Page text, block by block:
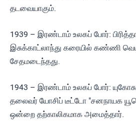
தடவையாகும்.
1939 – இரண்டாம் உலகப் போர்:
இசுக்காட்லாந்து கரையில் கண்ணி
சேதமடைந்தது.
1943 – இரண்டாம் உலகப் போர்:
தலைவர் யோசிப் டீட்டோ "சனநாயக
ஒன்றை தற்காலிகமாக அமைத்தார்.